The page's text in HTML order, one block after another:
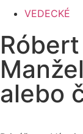
VEDECKÉ
alebo